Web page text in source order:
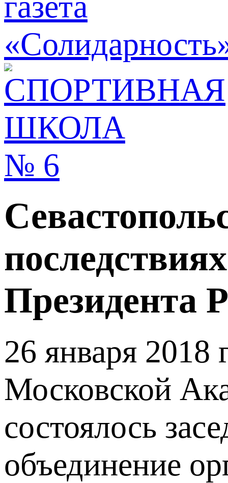
Президента
26 января 2018
Московской
состоялось
объединение